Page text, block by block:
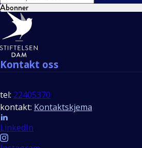
Abonner
Bunntekst
Kontakt oss
tel: 22405370
kontakt: Kontaktskjema
Follow us
LinkedIn